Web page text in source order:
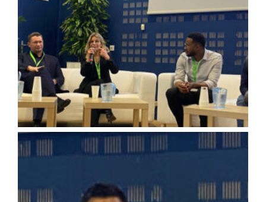
Olivia Flipo – avocate du numérique et du digital